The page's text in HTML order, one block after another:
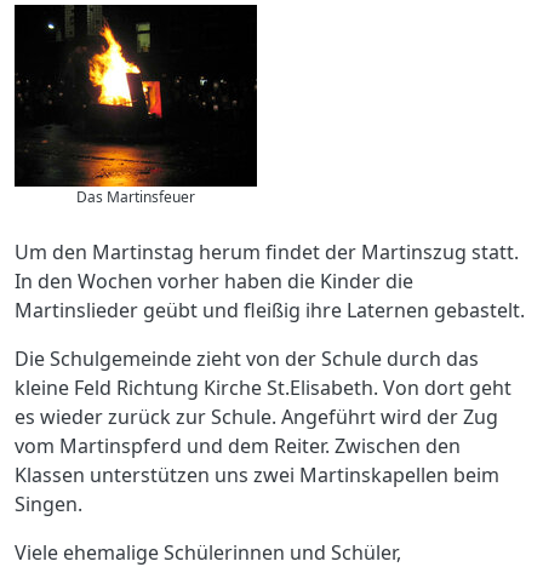
Das Martinsfeuer
Um den Martinstag herum findet der Martinszug statt.
In den Wochen vorher haben die Kinder die
Martinslieder geübt und fleißig ihre Laternen gebastelt.
Die Schulgemeinde zieht von der Schule durch das
kleine Feld Richtung Kirche St.Elisabeth. Von dort geht
es wieder zurück zur Schule. Angeführt wird der Zug
vom Martinspferd und dem Reiter. Zwischen den
Klassen unterstützen uns zwei Martinskapellen beim
Singen.
Viele ehemalige Schülerinnen und Schüler,